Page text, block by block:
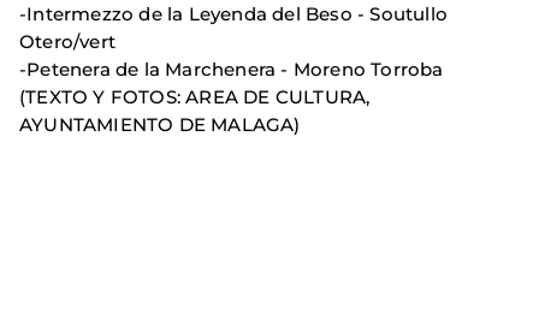
-Intermezzo de la Leyenda del Beso - Soutullo
Otero/vert
-Petenera de la Marchenera - Moreno Torroba
(TEXTO Y FOTOS: AREA DE CULTURA,
AYUNTAMIENTO DE MALAGA)